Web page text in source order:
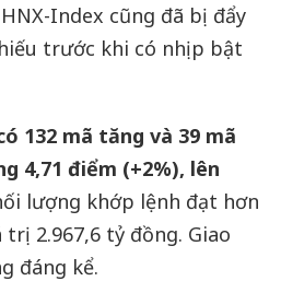
Index cũng đã bị đẩy
trước khi có nhịp bật
132 mã tăng và 39 mã
4,71 điểm (+2%), lên
lượng khớp lệnh đạt hơn
2.967,6 tỷ đồng. Giao
đáng kể.